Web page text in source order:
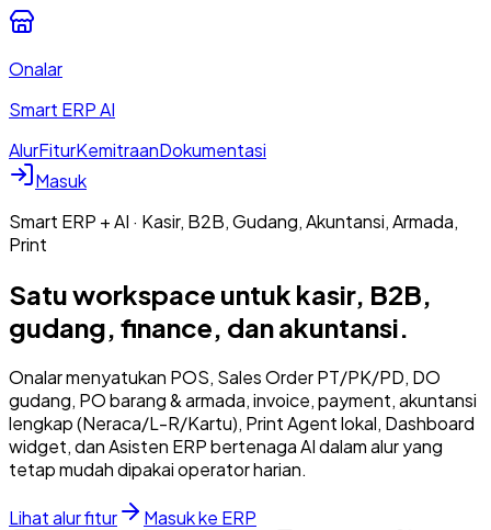
Onalar
Smart ERP AI
AlurFiturKemitraanDokumentasi
Masuk
Smart ERP + AI · Kasir, B2B, Gudang, Akuntansi, Armada,
Print
Satu workspace untuk kasir, B2B,
gudang, finance, dan akuntansi.
Onalar menyatukan POS, Sales Order PT/PK/PD, DO
gudang, PO barang & armada, invoice, payment, akuntansi
lengkap (Neraca/L-R/Kartu), Print Agent lokal, Dashboard
widget, dan Asisten ERP bertenaga AI dalam alur yang
tetap mudah dipakai operator harian.
Lihat alur fitur
Masuk ke ERP